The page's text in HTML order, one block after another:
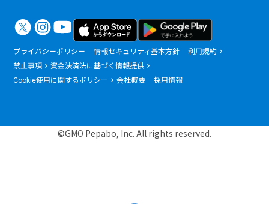
プライバシーポリシー 情報セキュリティ基本方針
利用規約
禁止事項
資金決済法に基づく情報提供
Cookie使用に関するポリシー
会社概要 採用情報
©GMO Pepabo, Inc. All rights reserved.